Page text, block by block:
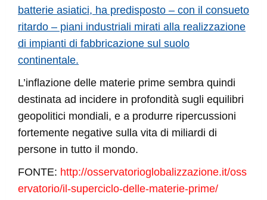
batterie asiatici, ha predisposto – con il consueto
ritardo – piani industriali mirati alla realizzazione
di impianti di fabbricazione sul suolo
continentale.
L’inflazione delle materie prime sembra quindi
destinata ad incidere in profondità sugli equilibri
geopolitici mondiali, e a produrre ripercussioni
fortemente negative sulla vita di miliardi di
persone in tutto il mondo.
FONTE: http://osservatorioglobalizzazione.it/oss
ervatorio/il-superciclo-delle-materie-prime/